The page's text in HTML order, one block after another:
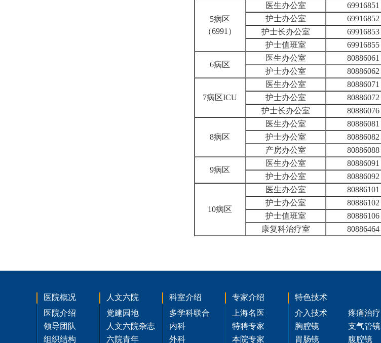
5病区
（6991）
医生办公室 69916851
护士办公室
69916852
护士长办公室
69916853
护士值班室
69916855
6病区
医生办公室 80886061
护士办公室
80886062
7病区ICU
医生办公室 80886071
护士办公室
80886072
护士长办公室
80886076
8病区
医生办公室 80886081
护士办公室
80886082
产房办公室
80886088
9病区
医生办公室 80886091
护士办公室
80886092
10病区
医生办公室 80886101
护士办公室
80886102
护士值班室 80886106
康复科治疗室
80886464
医院概况
医院介绍
领导团队
组织结构
人文六院
党建园地
人文六院杂志
六院青年
科室介绍
多学科联合
内科
外科
专家介绍
上海名医
特聘专家
本院专家
特色技术
介入技术
疼痛治疗
胸腔镜
支气管镜
胃肠镜
腹腔镜